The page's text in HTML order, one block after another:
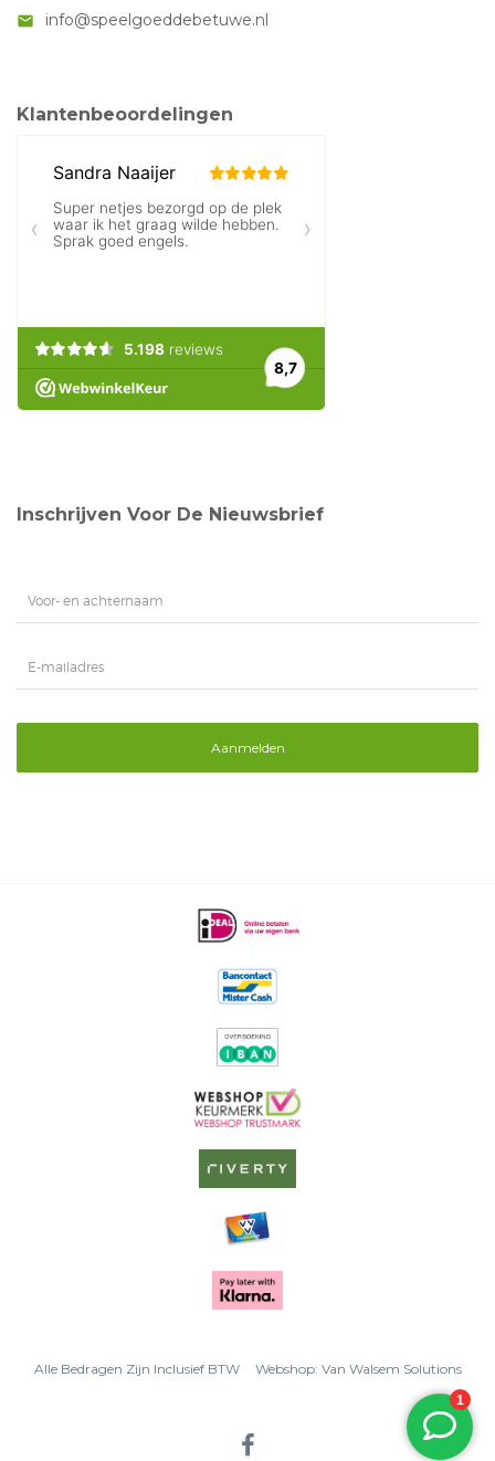
mail info@speelgoeddebetuwe.nl
Klantenbeoordelingen
Inschrijven Voor De Nieuwsbrief
Aanmelden
Alle Bedragen Zijn Inclusief BTW Webshop: Van Walsem Solutions